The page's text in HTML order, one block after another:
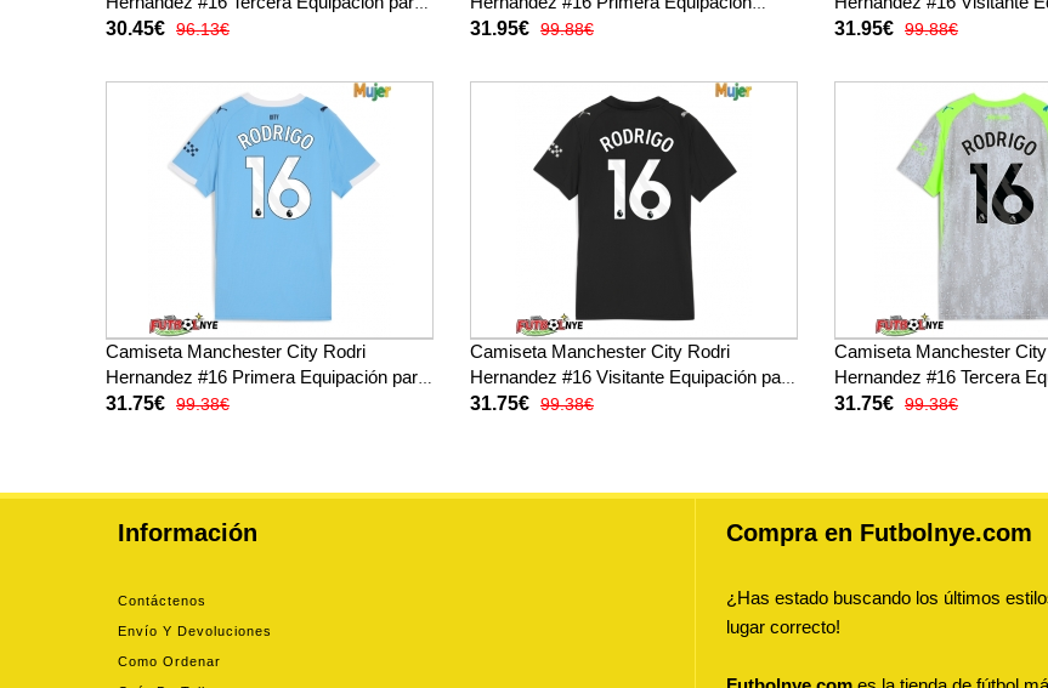
niños 2025-26 manga corta (+
30.45€ 96.13€
2025-26 manga corta
31.95€ 99.88€
2025-26 manga corta
31.95€ 99.88€
Camiseta Manchester City Rodri
Hernandez #16 Primera Equipación para
mujer 2025-26 manga corta
31.75€ 99.38€
Camiseta Manchester City Rodri
Hernandez #16 Visitante Equipación para
mujer 2025-26 manga corta
31.75€ 99.38€
Camiseta Manchester
Hernandez #16 Tercera
mujer 2025-26 manga corta
31.75€ 99.38€
Información
Contáctenos
Envío Y Devoluciones
Como Ordenar
Compra en Futbolnye.com
¿Has estado buscando los últimos
lugar correcto!